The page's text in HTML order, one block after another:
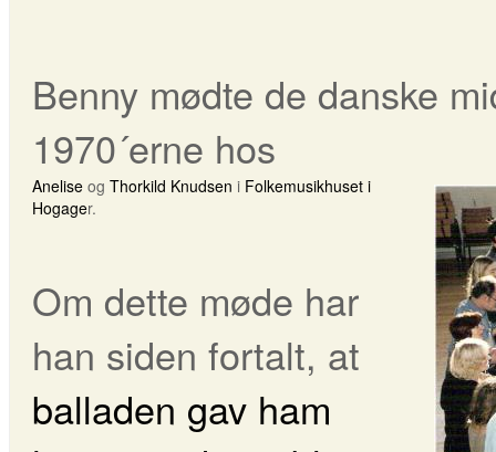
Benny mødte de danske
1970´erne hos
Anelise og Thorkild Knudsen i Folkemusikhuset i
Hogager.
Om dette møde har
han siden fortalt, at
balladen gav ham